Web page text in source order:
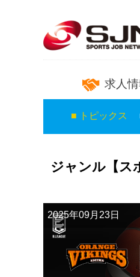
求人
■ トピックス
ジャンル【ス
2025年09月23日